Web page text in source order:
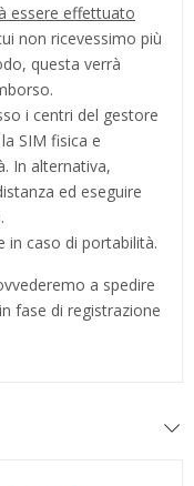
essere effettuato
non ricevessimo più
questa verrà
i centri del gestore
SIM fisica e
In alternativa,
ed eseguire
in caso di portabilità.
a spedire
fase di registrazione